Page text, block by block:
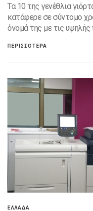
Τα 10 της γενέθλια
κατάφερε σε σύντομο
όνομά της με τις
ΠΕΡΙΣΣΟΤΕΡΑ
ΕΛΛΑΔΑ